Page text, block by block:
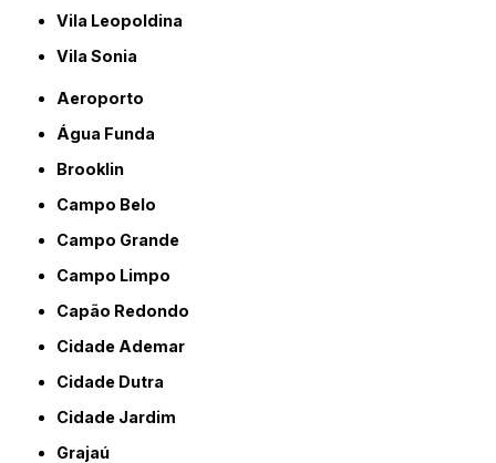
Vila Leopoldina
Vila Sonia
Aeroporto
Água Funda
Brooklin
Campo Belo
Campo Grande
Campo Limpo
Capão Redondo
Cidade Ademar
Cidade Dutra
Cidade Jardim
Grajaú